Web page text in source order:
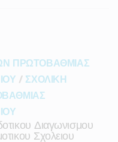
ΠΡΩΤΟΒΑΘΜΙΑΣ
/ ΣΧΟΛΙΚΗ
Διαγωνισμου
Σχολειου